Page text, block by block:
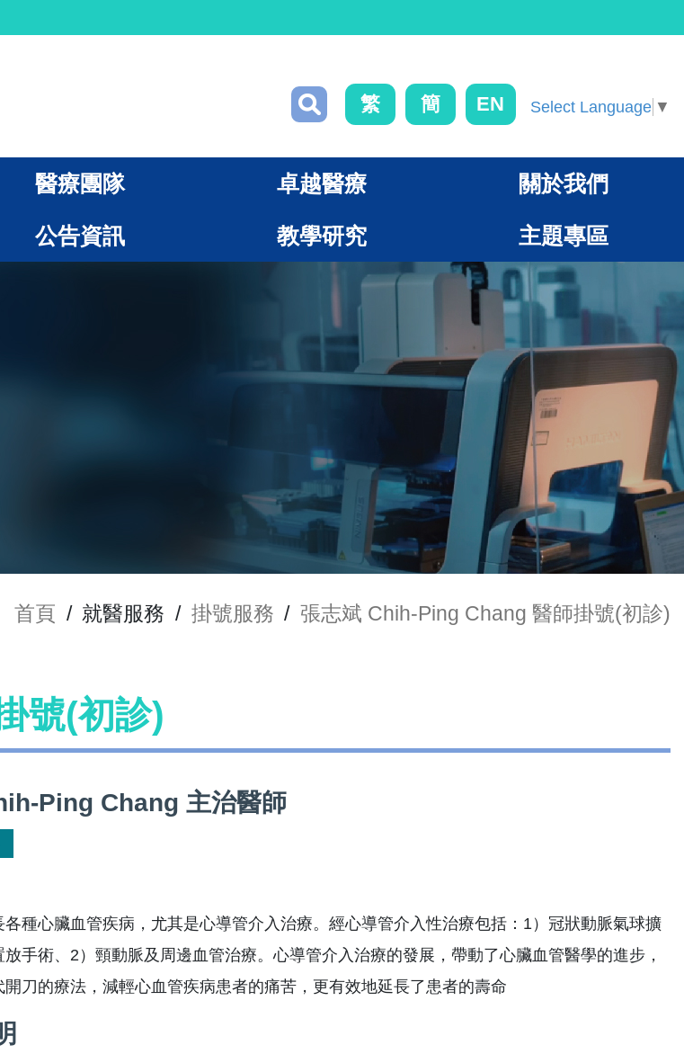
繁 簡 EN Select Language ▼
醫療團隊 卓越醫療 關於我們
公告資訊 教學研究 主題專區
首頁 / 就醫服務 / 掛號服務 / 張志斌 Chih-Ping Chang 醫師掛號(初診)
號(初診)
Ping Chang 主治醫師
種心臟血管疾病，尤其是心導管介入治療。經心導管介入性治療包括：1）冠狀動脈氣球擴
手術、2）頸動脈及周邊血管治療。心導管介入治療的發展，帶動了心臟血管醫學的進步，
開刀的療法，減輕心血管疾病患者的痛苦，更有效地延長了患者的壽命